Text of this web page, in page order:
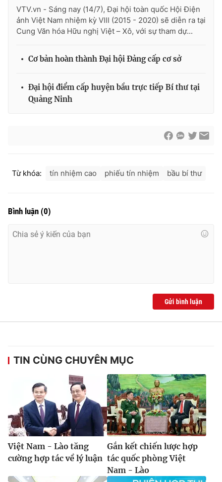
Liên hệ tòa soạn English
THỜI BÁO VTV
cấp ngày 29/12/2023
Nguyễn Trọng Ninh
® Cấm sao chép dưới mọi hình thức nếu không có sự chấp
thuận bằng văn bản. Ghi rõ nguồn VTV.vn khi phát hành lại
thông tin từ website này.
VTV.vn - Sáng nay (14/7), Đại hội toàn quốc Hội Điện
ảnh Việt Nam nhiệm kỳ VIII (2015 - 2020) sẽ diễn ra tại
Cung Văn hóa Hữu nghị Việt – Xô, với sự tham dự...
Cơ bản hoàn thành Đại hội Đảng cấp cơ sở
Đại hội điểm cấp huyện bầu trực tiếp Bí thư tại
Quảng Ninh
Từ khóa: tín nhiệm cao phiếu tín nhiệm bầu bí thư
Bình luận (0)
Gửi bình luận
TIN CÙNG CHUYÊN MỤC
Việt Nam - Lào tăng
cường hợp tác về lý luận
Gắn kết chiến lược hợp
tác quốc phòng Việt
Nam - Lào